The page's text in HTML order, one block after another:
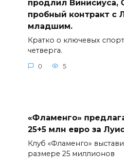
продлил Винисиуса,
пробный контракт с
младшим.
Кратко о ключевых
четверга.
0 5
«Фламенго»
25+5 млн евро за
Клуб «Фламенго»
размере 25 миллионов